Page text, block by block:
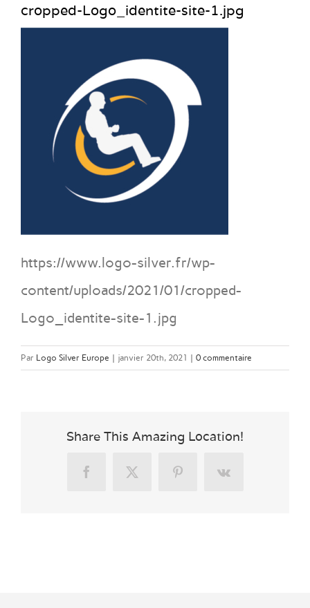
cropped-Logo_identite-site-1.jpg
https://www.logo-silver.fr/wp-
content/uploads/2021/01/cropped-
Logo_identite-site-1.jpg
Par Logo Silver Europe | janvier 20th, 2021 | 0 commentaire
Share This Amazing Location!
FacebookX PinterestVk